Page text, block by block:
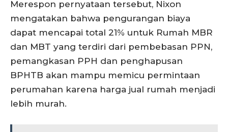
Merespon pernyataan tersebut, Nixon
mengatakan bahwa pengurangan biaya
dapat mencapai total 21% untuk Rumah MBR
dan MBT yang terdiri dari pembebasan PPN,
pemangkasan PPH dan penghapusan
BPHTB akan mampu memicu permintaan
perumahan karena harga jual rumah menjadi
lebih murah.